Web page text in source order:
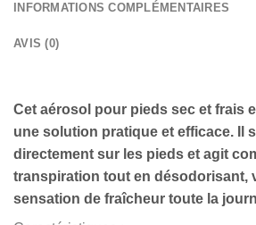
INFORMATIONS COMPLÉMENTAIRES
AVIS (0)
Cet aérosol pour pieds sec et frais
une solution pratique et efficace. Il
directement sur les pieds et agit
transpiration tout en désodorisant,
sensation de fraîcheur toute la